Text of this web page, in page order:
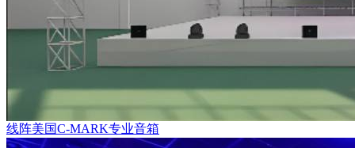
线阵美国C-MARK专业音箱